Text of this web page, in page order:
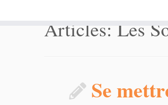
Articles: Les
Se